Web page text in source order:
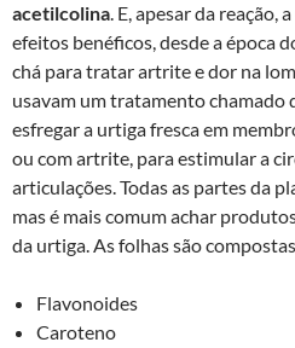
acetilcolina. E, apesar da reação,
efeitos benéficos, desde a época
chá para tratar artrite e dor na
usavam um tratamento chamado
esfregar a urtiga fresca em
ou com artrite, para estimular a
articulações. Todas as partes da
mas é mais comum achar
da urtiga. As folhas são
Flavonoides
Caroteno